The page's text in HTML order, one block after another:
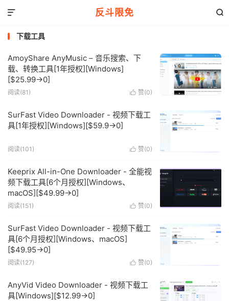
反斗限免 

下载工具
AmoyShare AnyMusic – 音乐搜索、下
载、转换工具[1年授权][Windows]
[$25.99→0]
 赞(0)
阅读(81)
SurFast Video Downloader - 视频下载工
具[1年授权][Windows][$59.9→0]
 赞(0)
阅读(101)
Keeprix All-in-One Downloader - 全能视
频下载工具[6个月授权][Windows、
macOS][$49.99→0]
 赞(0)
阅读(151)
SurFast Video Downloader - 视频下载工
具[6个月授权][Windows、macOS]
[$49.95→0]
 赞(0)
阅读(127)
AnyVid Video Downloader - 视频下载工
具[Windows][$12.99→0]